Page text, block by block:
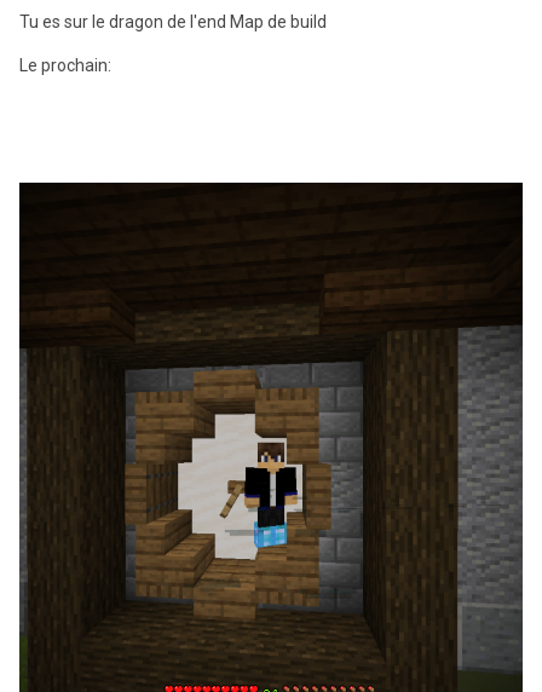
Tu es sur le dragon de l'end Map de build
Le prochain: